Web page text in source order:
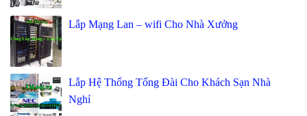
Lắp Mạng Lan – wifi Cho Nhà Xưởng
Lắp Hệ Thống Tổng Đài Cho Khách Sạn Nhà
Nghỉ